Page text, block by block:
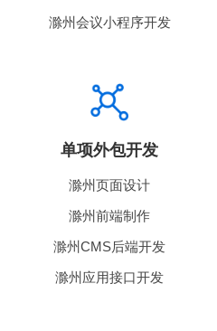
滁州会议小程序开发
单项外包开发
滁州页面设计
滁州前端制作
滁州CMS后端开发
滁州应用接口开发